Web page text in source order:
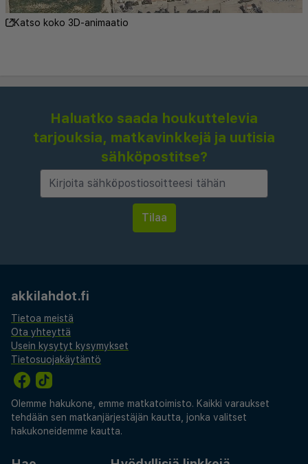
Katso koko 3D-animaatio
Haluatko saada houkuttelevia
tarjouksia, matkavinkkejä ja uutisia
sähköpostitse?
akkilahdot.fi
Tietoa meistä
Ota yhteyttä
Usein kysytyt kysymykset
Tietosuojakäytäntö
Olemme hakukone, emme matkatoimisto. Kaikki varaukset
tehdään sen matkanjärjestäjän kautta, jonka valitset
hakukoneidemme kautta.